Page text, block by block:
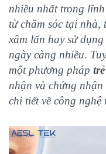
nhiều nhất trong
từ chăm sóc tại nhà,
xâm lấn hay sử
ngày càng nhiều.
một phương pháp
nhận và chứng
chi tiết về công